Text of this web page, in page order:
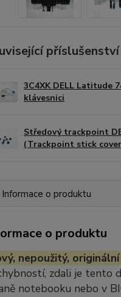
příslušenství
3C4XK DELL Latitude
klávesnici
Středový trackpoint
(Trackpoint stick
Informace o produktu
o produktu
nepoužitý,
zdali je tento
notebooku nebo v